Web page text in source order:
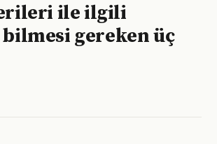
ile ilgili
gereken üç